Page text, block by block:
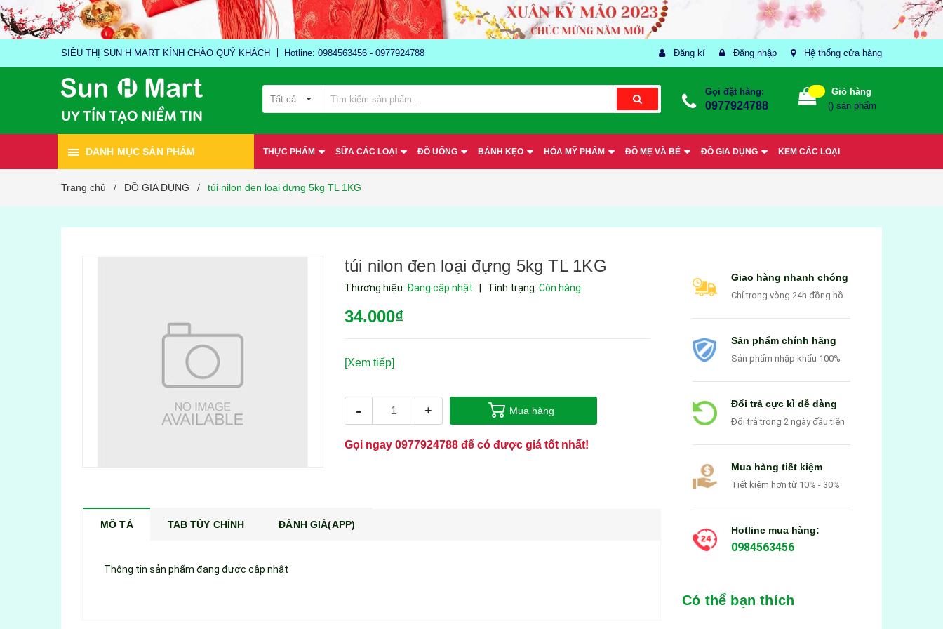
SIÊU THỊ SUN H MART KÍNH CHÀO QUÝ KHÁCH Hotline: 0984563456 - 0977924788 Đăng kí Đăng nhập Hệ thống cửa hàng
Tất cả
Gọi đặt hàng:
0977924788
Giỏ hàng
() sản phẩm
DANH MỤC SẢN PHẨM THỰC PHẨM SỮA CÁC LOẠI ĐỒ UỐNG BÁNH KẸO HÓA MỸ PHẨM ĐỒ MẸ VÀ BÉ ĐỒ GIA DỤNG KEM CÁC LOẠI
Trang chủ / ĐỒ GIA DỤNG / túi nilon đen loại đựng 5kg TL 1KG
túi nilon đen loại đựng 5kg TL 1KG
Thương hiệu: Đang cập nhật Tình trạng: Còn hàng
34.000₫
[Xem tiếp]
- + Mua hàng
Gọi ngay 0977924788để có được giá tốt nhất!
MÔ TẢ TAB TÙY CHỈNH ĐÁNH GIÁ(APP)
Thông tin sản phẩm đang được cập nhật
Giao hàng nhanh chóng
Chỉ trong vòng 24h đồng hồ
Sản phẩm chính hãng
Sản phẩm nhập khẩu 100%
Đổi trả cực kì dễ dàng
Đổi trả trong 2 ngày đầu tiên
Mua hàng tiết kiệm
Tiết kiệm hơn từ 10% - 30%
Hotline mua hàng:
0984563456
Có thể bạn thích